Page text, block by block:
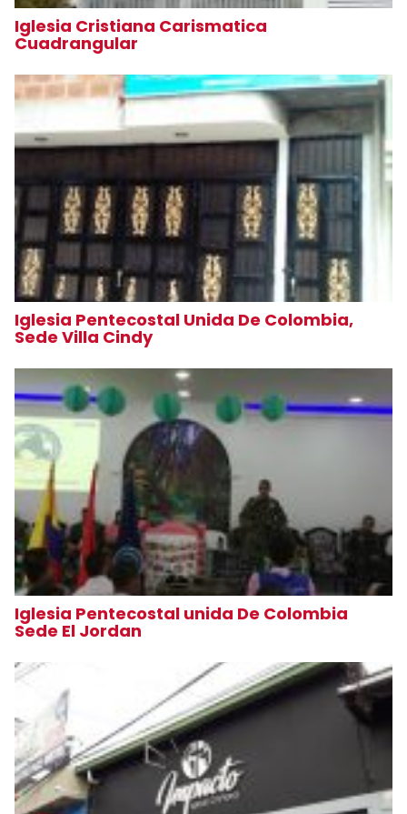
Iglesia Cristiana Carismatica
Cuadrangular
Iglesia Pentecostal Unida De Colombia,
Sede Villa Cindy
Iglesia Pentecostal unida De Colombia
Sede El Jordan